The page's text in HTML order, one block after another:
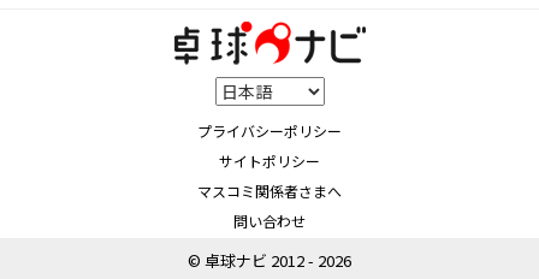
プライバシーポリシー
サイトポリシー
マスコミ関係者さまへ
問い合わせ
© 卓球ナビ 2012 - 2026